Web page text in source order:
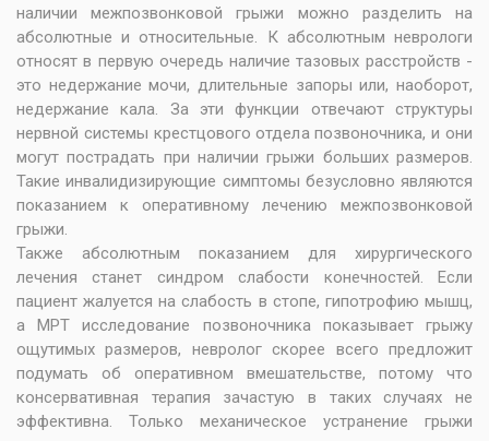
наличии межпозвонковой грыжи можно разделить на
абсолютные и относительные. К абсолютным неврологи
относят в первую очередь наличие тазовых расстройств -
это недержание мочи, длительные запоры или, наоборот,
недержание кала. За эти функции отвечают структуры
нервной системы крестцового отдела позвоночника, и они
могут пострадать при наличии грыжи больших размеров.
Такие инвалидизирующие симптомы безусловно являются
показанием к оперативному лечению межпозвонковой
грыжи.
Также абсолютным показанием для хирургического
лечения станет синдром слабости конечностей. Если
пациент жалуется на слабость в стопе, гипотрофию мышц,
а МРТ исследование позвоночника показывает грыжу
ощутимых размеров, невролог скорее всего предложит
подумать об оперативном вмешательстве, потому что
консервативная терапия зачастую в таких случаях не
эффективна. Только механическое устранение грыжи